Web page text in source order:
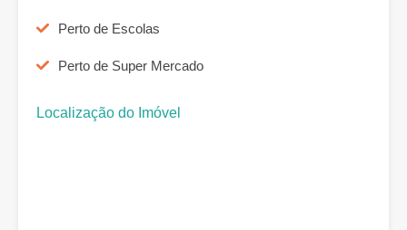
Perto de Escolas
Perto de Super Mercado
Localização do Imóvel